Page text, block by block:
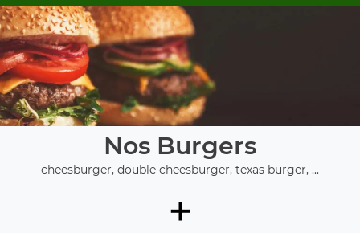
Nos Burgers
cheesburger, double cheesburger, texas burger, ...
+